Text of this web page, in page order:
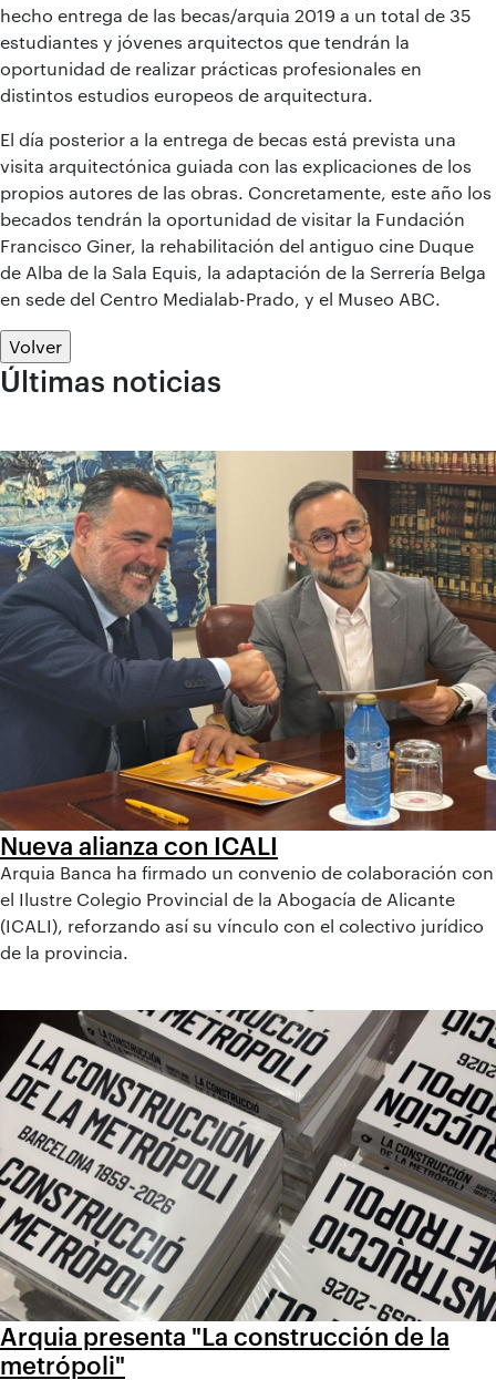
hecho entrega de las becas/arquia 2019 a un total de 35
estudiantes y jóvenes arquitectos que tendrán la
oportunidad de realizar prácticas profesionales en
distintos estudios europeos de arquitectura.
El día posterior a la entrega de becas está prevista una
visita arquitectónica guiada con las explicaciones de los
propios autores de las obras. Concretamente, este año los
becados tendrán la oportunidad de visitar la Fundación
Francisco Giner, la rehabilitación del antiguo cine Duque
de Alba de la Sala Equis, la adaptación de la Serrería Belga
en sede del Centro Medialab-Prado, y el Museo ABC.
Volver
Últimas noticias
Nueva alianza con ICALI
Arquia Banca ha firmado un convenio de colaboración con
el Ilustre Colegio Provincial de la Abogacía de Alicante
(ICALI), reforzando así su vínculo con el colectivo jurídico
de la provincia.
Arquia presenta "La construcción de la
metrópoli"